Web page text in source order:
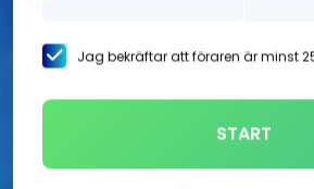
Jag bekräftar att föraren är minst
START